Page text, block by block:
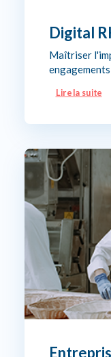
Digital
Maîtriser
engagements
Lire la suite